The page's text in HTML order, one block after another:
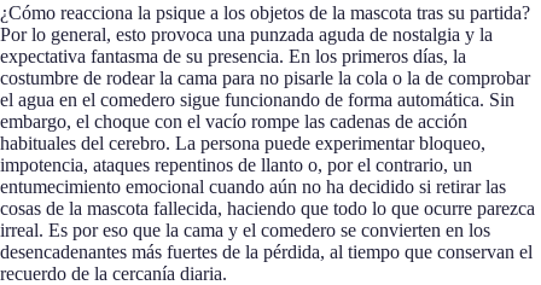
¿Cómo reacciona la psique a los objetos de la mascota tras su partida?
Por lo general, esto provoca una punzada aguda de nostalgia y la
expectativa fantasma de su presencia. En los primeros días, la
costumbre de rodear la cama para no pisarle la cola o la de comprobar
el agua en el comedero sigue funcionando de forma automática. Sin
embargo, el choque con el vacío rompe las cadenas de acción
habituales del cerebro. La persona puede experimentar bloqueo,
impotencia, ataques repentinos de llanto o, por el contrario, un
entumecimiento emocional cuando aún no ha decidido si retirar las
cosas de la mascota fallecida, haciendo que todo lo que ocurre parezca
irreal. Es por eso que la cama y el comedero se convierten en los
desencadenantes más fuertes de la pérdida, al tiempo que conservan el
recuerdo de la cercanía diaria.